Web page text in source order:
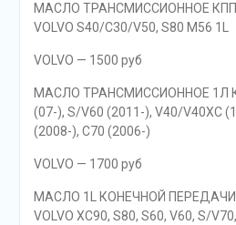
МАСЛО ТРАНСМИССИОННОЕ КПП
VOLVO S40/C30/V50, S80 M56 1L
VOLVO — 1500 руб
МАСЛО ТРАНСМИССИОННОЕ 1Л
(07-), S/V60 (2011-), V40/V40XC
(2008-), C70 (2006-)
VOLVO — 1700 руб
МАСЛО 1L КОНЕЧНОЙ
VOLVO XC90, S80, S60, V60, S/